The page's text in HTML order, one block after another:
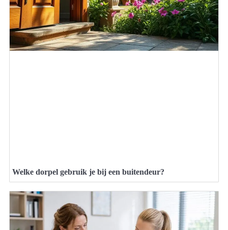
Welke dorpel gebruik je bij een buitendeur?